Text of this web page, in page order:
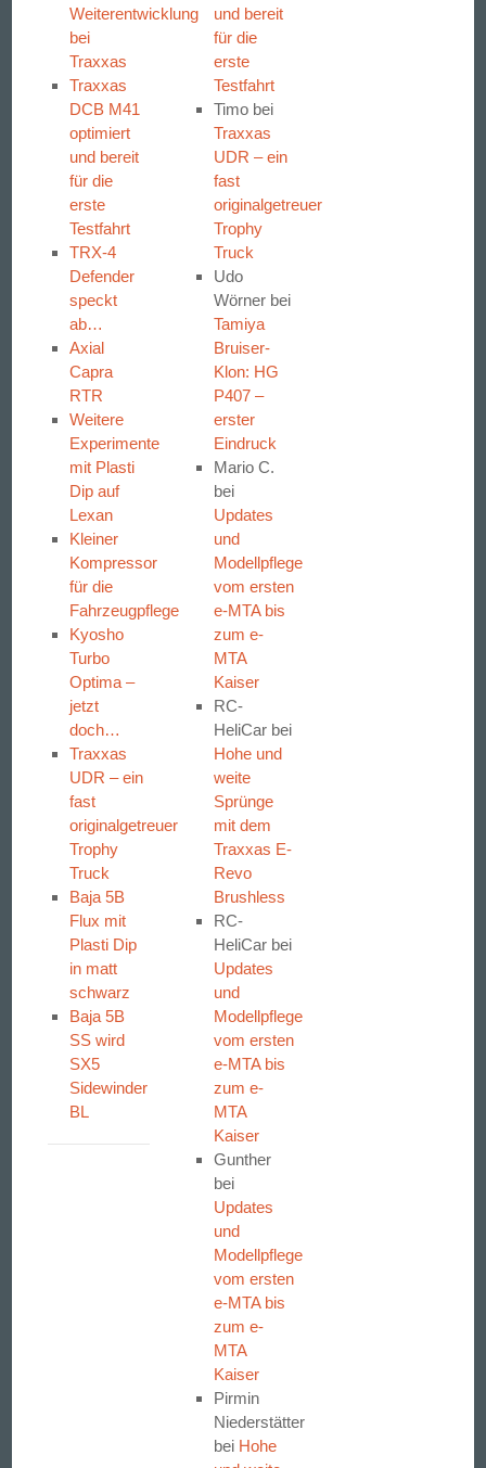
Weiterentwicklung
bei
Traxxas
Traxxas
DCB M41
optimiert
und bereit
für die
erste
Testfahrt
TRX-4
Defender
speckt
ab…
Axial
Capra
RTR
Weitere
Experimente
mit Plasti
Dip auf
Lexan
Kleiner
Kompressor
für die
Fahrzeugpflege
Kyosho
Turbo
Optima –
jetzt
doch…
Traxxas
UDR – ein
fast
originalgetreuer
Trophy
Truck
Baja 5B
Flux mit
Plasti Dip
in matt
schwarz
Baja 5B
SS wird
SX5
Sidewinder
BL
und bereit
für die
erste
Testfahrt
Timo bei
Traxxas
UDR – ein
fast
originalgetreuer
Trophy
Truck
Udo
Wörner bei
Tamiya
Bruiser-
Klon: HG
P407 –
erster
Eindruck
Mario C.
bei
Updates
und
Modellpflege
vom ersten
e-MTA bis
zum e-
MTA
Kaiser
RC-
HeliCar bei
Hohe und
weite
Sprünge
mit dem
Traxxas E-
Revo
Brushless
RC-
HeliCar bei
Updates
und
Modellpflege
vom ersten
e-MTA bis
zum e-
MTA
Kaiser
Gunther
bei
Updates
und
Modellpflege
vom ersten
e-MTA bis
zum e-
MTA
Kaiser
Pirmin
Niederstätter
bei Hohe